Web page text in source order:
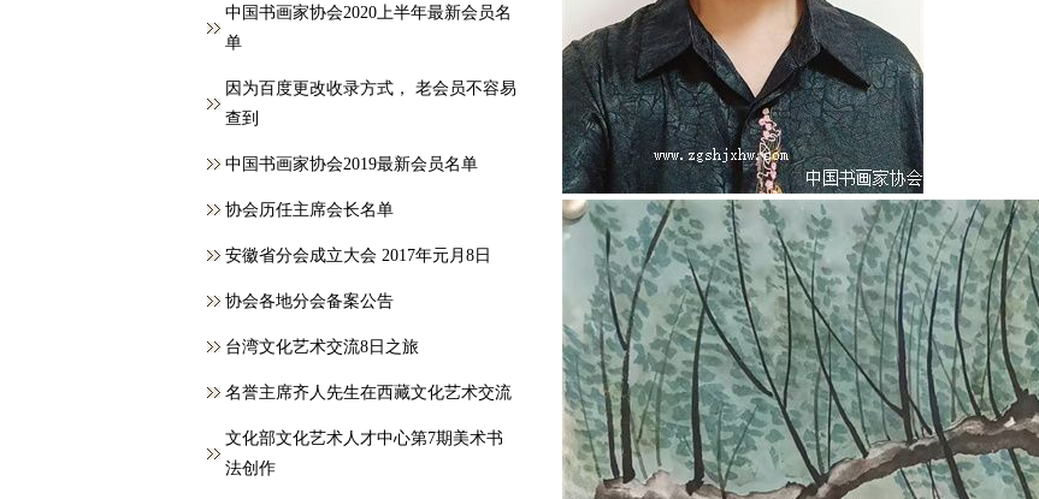
中国书画家协会2020上半年最新会员名
单
因为百度更改收录方式， 老会员不容易
查到
中国书画家协会2019最新会员名单
协会历任主席会长名单
安徽省分会成立大会 2017年元月8日
协会各地分会备案公告
台湾文化艺术交流8日之旅
名誉主席齐人先生在西藏文化艺术交流
文化部文化艺术人才中心第7期美术书
法创作